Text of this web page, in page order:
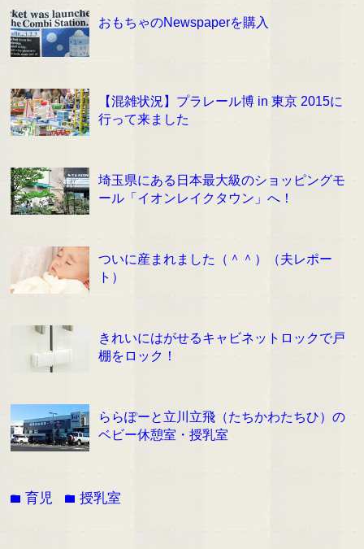
おもちゃのNewspaperを購入
【混雑状況】プラレール博 in 東京 2015に
行って来ました
埼玉県にある日本最大級のショッピングモ
ール「イオンレイクタウン」へ！
ついに産まれました（＾＾）（夫レポー
ト）
きれいにはがせるキャビネットロックで戸
棚をロック！
ららぽーと立川立飛（たちかわたちひ）の
ベビー休憩室・授乳室
folder 育児 folder授乳室